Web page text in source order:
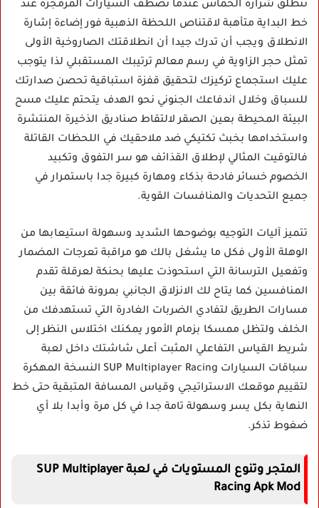
تنطلق شرارة الحماس عندما تصطف السيارات المزمجرة عند
خط البداية متأهبة لاقتناص اللحظة الذهبية فور إضاءة إشارة
الانطلاق ويجب أن تدرك جيدا أن انطلاقتك الصاروخية الأولى
تمثل حجر الزاوية في رسم معالم ترتيبك المستقبلي لذا يتوجب
عليك استجماع تركيزك لتحقيق قفزة استباقية تحصن صدارتك
للسباق وخلال اندفاعك الجنوني نحو الهدف يتحتم عليك مسح
البيئة المحيطة بعين الصقر لالتقاط صناديق الذخيرة المنتشرة
واستخدامها بخبث تكتيكي ضد ملاحقيك في اللحظات القاتلة
فالتوقيت المثالي لإطلاق القذائف هو سر التفوق وتكبيد
الخصوم خسائر فادحة بذكاء ومهارة كبيرة جدا باستمرار في
جميع التحديات والمنافسات القوية.
تتميز آليات التوجيه بوضوحها الشديد وسهولة استيعابها من
الوهلة الأولى فكل ما يشغل بالك هو مراقبة تعرجات المضمار
وتفعيل الترسانة التي استحوذت عليها بحنكة لعرقلة تقدم
المنافسين كما يتاح لك الانزلاق الجانبي بمرونة فائقة بين
مسارات الطريق لتفادي الضربات الغادرة التي تستهدفك من
الخلف ولتظل ممسكا بزمام الأمور يمكنك اختلاس النظر إلى
شريط القياس التفاعلي المثبت أعلى شاشتك داخل لعبة
سباقات السيارات SUP Multiplayer Racing النسخة المهكرة
لتقييم موقعك الاستراتيجي وقياس المسافة المتبقية حتى خط
النهاية بكل يسر وسهولة تامة جدا في كل مرة وأبدا بلا أي
ضغوط تذكر.
المتجر وتنوع المستويات في لعبة SUP Multiplayer
Racing Apk Mod